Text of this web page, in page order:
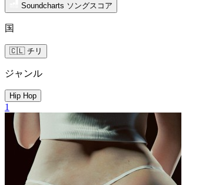
Soundcharts ソングスコア
国
🇨🇱 チリ
ジャンル
Hip Hop
1